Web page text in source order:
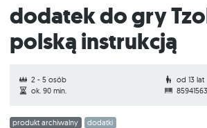
Dodatek do gry Tzolkin z
polską instrukcją
2 - 5 osób
od 13 lat
ok. 90 min.
produkt archiwalny dodatki